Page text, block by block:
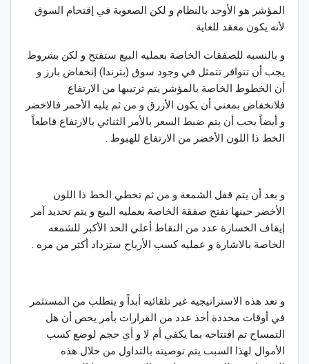
المؤشر هو الأوحد بالنظام و لكن الصعوبة في إقتحام السوق
لأنه يكون معقد للغاية .
و بالنسبه للصفقات الخاصة بعمليه البيع ستفتح و لكن بشروط
يجب أن تتوافر تتمثل في وجود سوق (بترندا) إنخفاض بارز و
أن الخطوط الخاصة بالمؤشر يتم ترتيبها من الارتفاع
فلانخفاض بمعني أن يكون الأزرق و من ثم يليه الأحمر فالاخضر
و أيضاً يجب أن يتم ضبط السعر بالأمر الثنائي بالارتفاع قاطعاً
الخط ذا اللون الأخضر من الارتفاع للهبوط .
و بعد أن يتم قفل الشمعة و من ثم تخطي الخط ذا اللون
الأخضر حينها تفتح صفقة الخاصة بعمليه البيع و يتم تحديد آمر
إيقاف الخسارة عدد من النقاط أعلي الحد الأكبر للشمعه
الخاصة بالاشارة و عمليه كسب الأرباح ستزداد أكثر من مره .
و تعد هذه الاستراتيجيه غير تلقائيه أبداً و يتطلب من المستثمر
في أوقات محددة أخذ عدد من القرارات بأمر يخص أن هل
التمساح تم افتتاحه بما يكفي أم لا و أي حجم لوضع كسب
الأموال لهذا السبب يتم توصيته بالتداول من خلال هذه